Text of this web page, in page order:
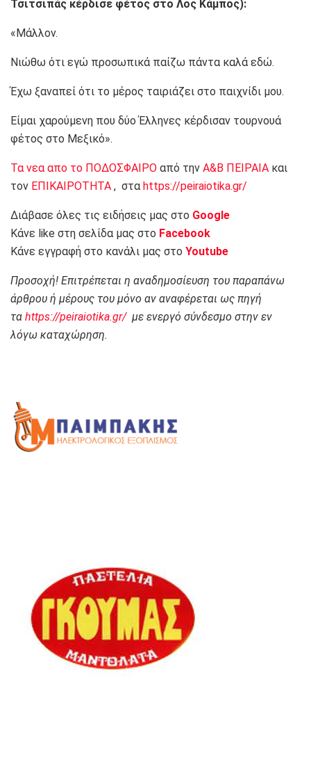
Τσιτσιπάς κέρδισε φέτος στο Λος Κάμπος):
«Μάλλον.
Νιώθω ότι εγώ προσωπικά παίζω πάντα καλά εδώ.
Έχω ξαναπεί ότι το μέρος ταιριάζει στο παιχνίδι μου.
Είμαι χαρούμενη που δύο Έλληνες κέρδισαν τουρνουά
φέτος στο Μεξικό».
Τα νεα απο το ΠΟΔΟΣΦΑΙΡΟ από την Α&Β ΠΕΙΡΑΙΑ και
τον ΕΠΙΚΑΙΡΟΤΗΤΑ , στα https://peiraiotika.gr/
Διάβασε όλες τις ειδήσεις μας στο Google
Κάνε like στη σελίδα μας στο Facebook
Κάνε εγγραφή στο κανάλι μας στο Youtube
Προσοχή! Επιτρέπεται η αναδημοσίευση του παραπάνω
άρθρου ή μέρους του μόνο αν αναφέρεται ως πηγή
τα https://peiraiotika.gr/με ενεργό σύνδεσμο στην εν
λόγω καταχώρηση.